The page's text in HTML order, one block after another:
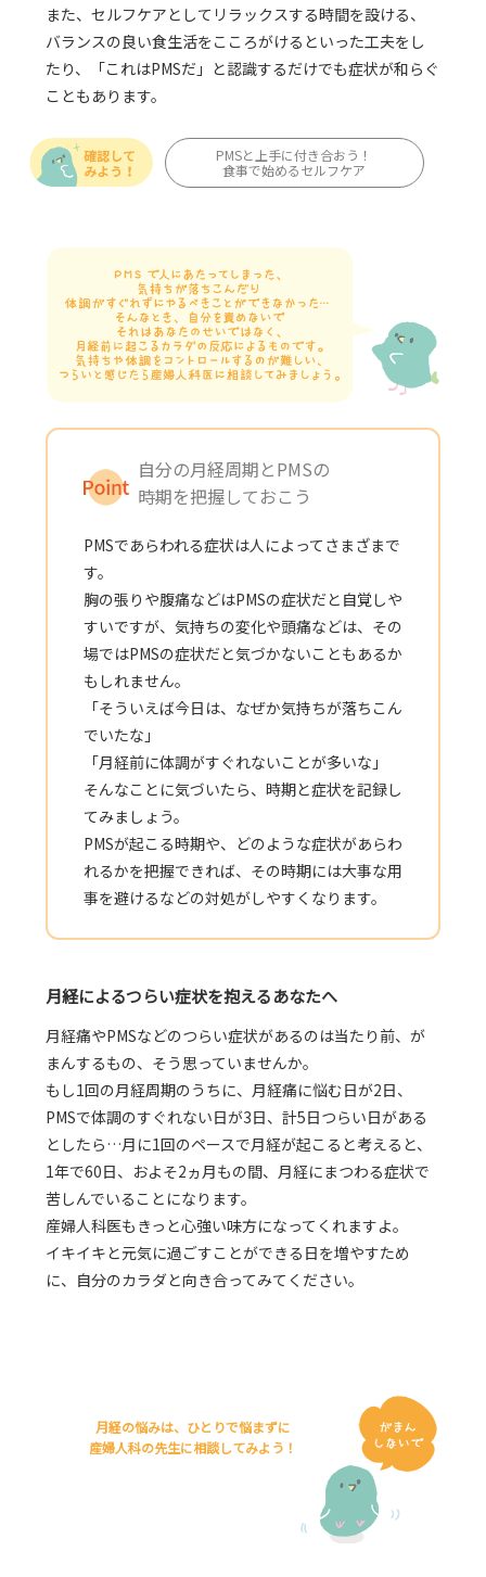
また、セルフケアとしてリラックスする時間を設ける、
バランスの良い食生活をこころがけるといった工夫をし
たり、「これはPMSだ」と認識するだけでも症状が和らぐ
こともあります。
PMSと上手に付き合おう！
食事で始めるセルフケア
自分の月経周期とPMSの
時期を把握しておこう
PMSであらわれる症状は人によってさまざまで
す。
胸の張りや腹痛などはPMSの症状だと自覚しや
すいですが、気持ちの変化や頭痛などは、その
場ではPMSの症状だと気づかないこともあるか
もしれません。
「そういえば今日は、なぜか気持ちが落ちこん
でいたな」
「月経前に体調がすぐれないことが多いな」
そんなことに気づいたら、時期と症状を記録し
てみましょう。
PMSが起こる時期や、どのような症状があらわ
れるかを把握できれば、その時期には大事な用
事を避けるなどの対処がしやすくなります。
月経によるつらい症状を抱えるあなたへ
月経痛やPMSなどのつらい症状があるのは当たり前、が
まんするもの、そう思っていませんか。
もし1回の月経周期のうちに、月経痛に悩む日が2日、
PMSで体調のすぐれない日が3日、計5日つらい日がある
としたら…月に1回のペースで月経が起こると考えると、
1年で60日、およそ2ヵ月もの間、月経にまつわる症状で
苦しんでいることになります。
産婦人科医もきっと心強い味方になってくれますよ。
イキイキと元気に過ごすことができる日を増やすため
に、自分のカラダと向き合ってみてください。
月経の悩みは、ひとりで悩まずに
産婦人科の先生に相談してみよう！